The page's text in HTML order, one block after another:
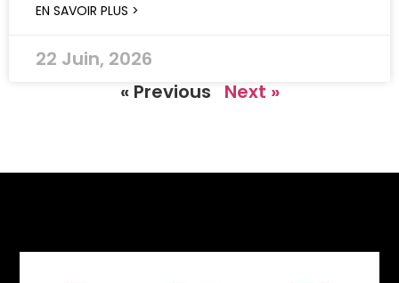
EN SAVOIR PLUS >
22 Juin, 2026
« Previous
Next »